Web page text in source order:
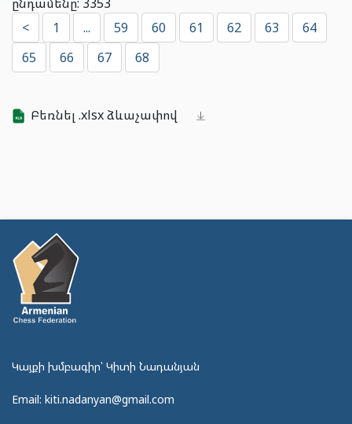
<
1 ... 59 60 61 62 63
64
65
66 67 68
Բեռնել .xlsx ձևաչափով
Կայքի խմբագիր՝ Կիտի Նադանյան
Email: kiti.nadanyan@gmail.com